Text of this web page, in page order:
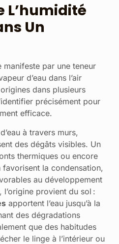
L’humidité
Un
manifeste par une teneur
d’eau dans l’air
dans plusieurs
précisément pour
efficace.
à travers murs,
des dégâts visibles. Un
thermiques ou encore
la condensation,
au développement
provient du sol :
apportent l’eau jusqu’à la
des dégradations
que des habitudes
le linge à l’intérieur ou